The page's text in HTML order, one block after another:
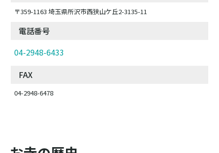
〒359-1163 埼玉県所沢市西狭山ケ丘2-3135-11
電話番号
04-2948-6433
FAX
04-2948-6478